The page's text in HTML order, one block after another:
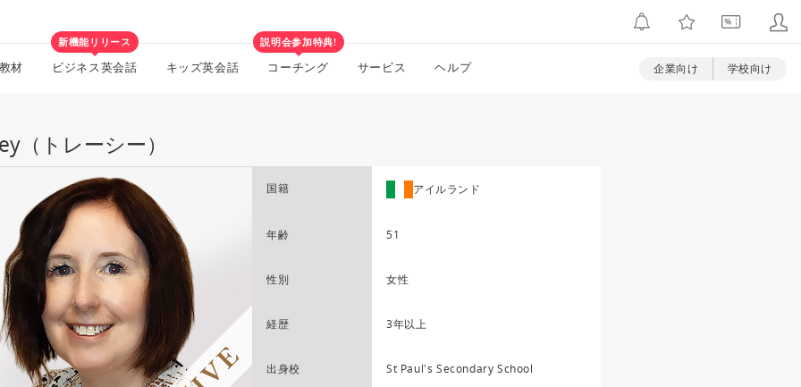
材
新機能リリース
ビジネス英会話 キッズ英会話
説明会参加特典!
コーチング サービス ヘルプ 企業向け 学校向け
（トレーシー）
国籍 アイルランド
年齢 51
性別 女性
経歴 3年以上
出身校 St Paul's Secondary School